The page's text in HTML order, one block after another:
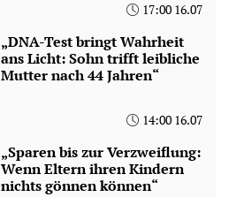
17:00 16.07
„DNA-Test bringt Wahrheit
ans Licht: Sohn trifft leibliche
Mutter nach 44 Jahren“
14:00 16.07
„Sparen bis zur Verzweiflung:
Wenn Eltern ihren Kindern
nichts gönnen können“